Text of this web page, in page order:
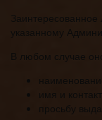
указанному
В любом случае
имя и
просьбу